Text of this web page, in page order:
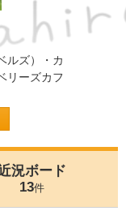
ルズ）・カ
リーズカフ
況ボード
13件